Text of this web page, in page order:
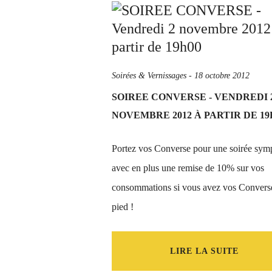
Soirées & Vernissages - 18 octobre 2012
SOIREE CONVERSE - VENDREDI
NOVEMBRE 2012 À PARTIR DE
Portez vos Converse pour une soirée
avec en plus une remise de 10% sur vos
consommations si vous avez vos
pied !
LIRE LA SUITE